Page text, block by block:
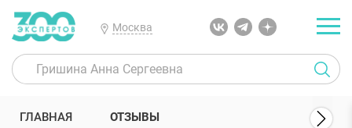
Москва
300 Экспертов Пластические хирурги Алексанян Тигран
ГЛАВНАЯ ОТЗЫВЫ